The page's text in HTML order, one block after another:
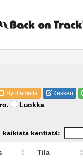
Syöttämättä Kesken
Luokka
kaikista kentistä:
Tila